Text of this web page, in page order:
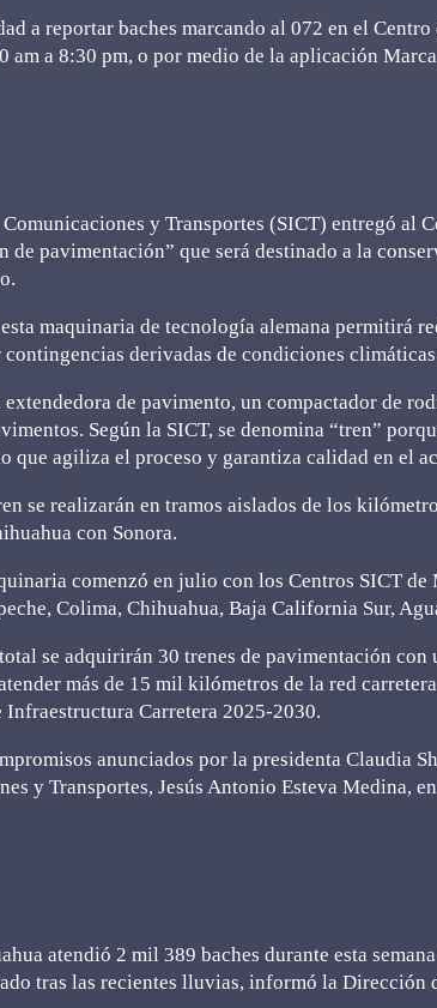
a reportar baches marcando al 072 en el Centro
am a 8:30 pm, o por medio de la aplicación
y Transportes (SICT) entregó al
de pavimentación” que será destinado a la
maquinaria de tecnología alemana permitirá
derivadas de condiciones
de pavimento, un compactador de
Según la SICT, se denomina “tren”
que agiliza el proceso y garantiza calidad en el
se realizarán en tramos aislados de los
con Sonora.
comenzó en julio con los Centros SICT
Colima, Chihuahua, Baja California Sur,
se adquirirán 30 trenes de pavimentación con
más de 15 mil kilómetros de la red
Carretera 2025-2030.
anunciados por la presidenta Claudia
y Transportes, Jesús Antonio Esteva Medina,
atendió 2 mil 389 baches durante esta
tras las recientes lluvias, informó la Dirección